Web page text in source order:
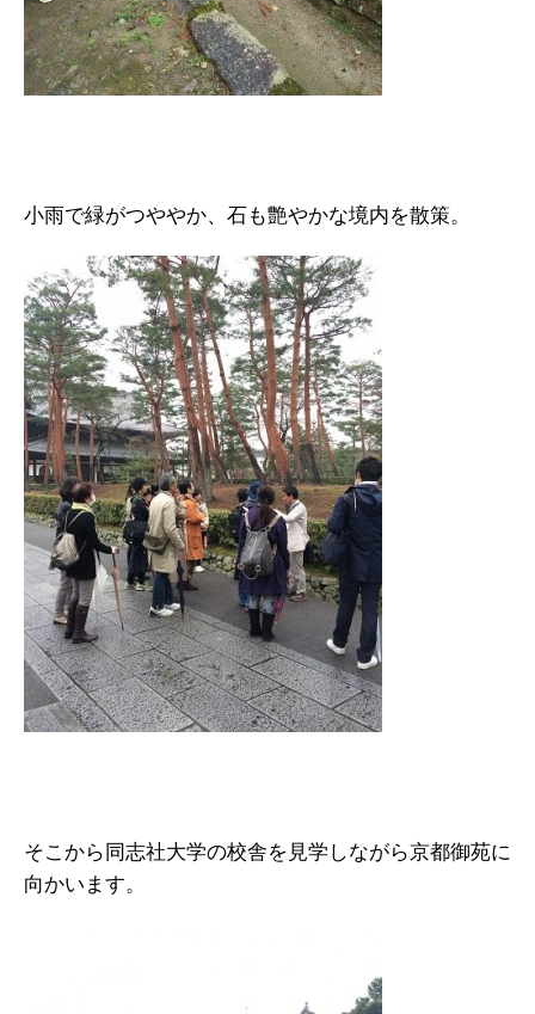
小雨で緑がつややか、石も艶やかな境内を散策。
そこから同志社大学の校舎を見学しながら京都御苑に
向かいます。